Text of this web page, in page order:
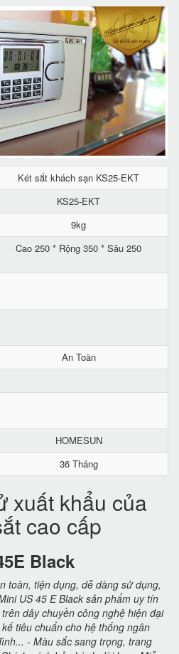
Két sắt khách sạn KS25-EKT
KS25-EKT
9kg
Cao 250 * Rộng 350 * Sâu 250
An Toàn
HOMESUN
36 Tháng
xuất khẩu của
cao cấp
Black
toàn, tiện dụng, dễ dàng sử dụng,
US 45 E Black sản phẩm uy tín
dây chuyền công nghệ hiện đại
tiêu chuẩn cho hệ thống ngân
- Màu sắc sang trọng, trang